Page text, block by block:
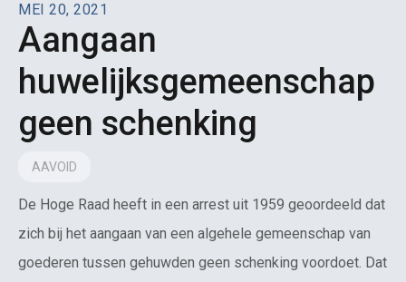
MEI 20, 2021
Aangaan
huwelijksgemeenschap
geen schenking
AAVOID
De Hoge Raad heeft in een arrest uit 1959 geoordeeld dat
zich bij het aangaan van een algehele gemeenschap van
goederen tussen gehuwden geen schenking voordoet. Dat